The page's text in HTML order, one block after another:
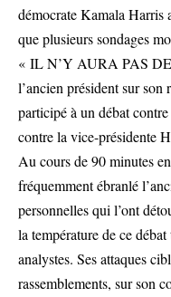
démocrate Kamala Harris
que plusieurs sondages
« IL N’Y AURA PAS
l’ancien président sur son
participé à un débat
contre la vice-présidente
Au cours de 90 minutes
fréquemment ébranlé
personnelles qui l’ont
la température de ce
analystes. Ses attaques
rassemblements, sur son